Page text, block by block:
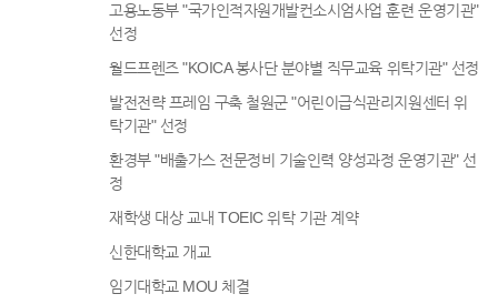
고용노동부 "국가인적자원개발컨소시엄사업 훈련 운영기관"
선정
월드프렌즈 "KOICA 봉사단 분야별 직무교육 위탁기관" 선정
발전전략 프레임 구축 철원군 "어린이급식관리지원센터 위
탁기관" 선정
환경부 "배출가스 전문정비 기술인력 양성과정 운영기관" 선
정
재학생 대상 교내 TOEIC 위탁 기관 계약
신한대학교 개교
임기대학교 MOU 체결